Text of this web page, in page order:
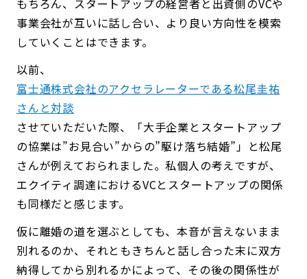
事業会社が互いに話し合い、より良い方向性を模索
していくことはできます。
以前、
富士通株式会社のアクセラレーターである松尾圭祐
さんと対談
させていただいた際、「大手企業とスタートアップ
の協業は”お見合い”からの”駆け落ち結婚”」と松尾
さんが例えておられました。私個人の考えですが、
エクイティ調達におけるVCとスタートアップの関係
も同様だと感じます。
仮に離婚の道を選ぶとしても、本音が言えないまま
別れるのか、それともきちんと話し合った末に双方
納得してから別れるかによって、その後の関係性が